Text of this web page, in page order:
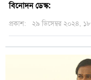
বিনোদন ডেস্ক:
প্রকাশ: ২৯ ডিসেম্বর ২০২৪,